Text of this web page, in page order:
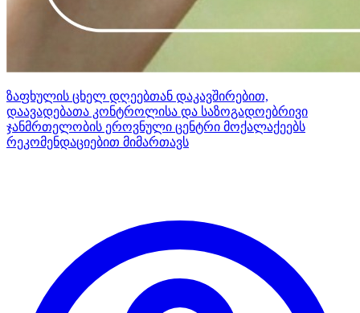
ზაფხულის ცხელ დღეებთან დაკავშირებით,
დაავადებათა კონტროლისა და საზოგადოებრივი
ჯანმრთელობის ეროვნული ცენტრი მოქალაქეებს
რეკომენდაციებით მიმართავს